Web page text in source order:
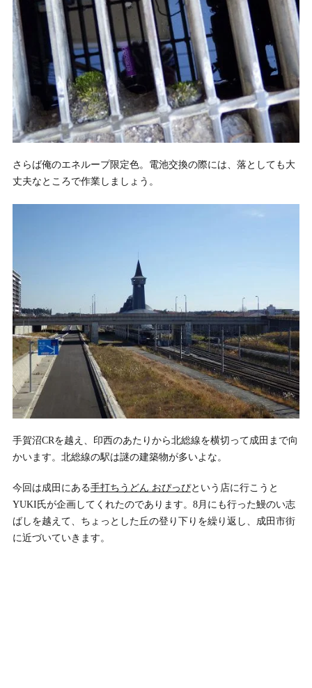
さらば俺のエネループ限定色。電池交換の際には、落としても大
丈夫なところで作業しましょう。
手賀沼CRを越え、印西のあたりから北総線を横切って成田まで向
かいます。北総線の駅は謎の建築物が多いよな。
今回は成田にある手打ちうどん おぴっぴという店に行こうと
YUKI氏が企画してくれたのであります。8月にも行った鰻のい志
ばしを越えて、ちょっとした丘の登り下りを繰り返し、成田市街
に近づいていきます。